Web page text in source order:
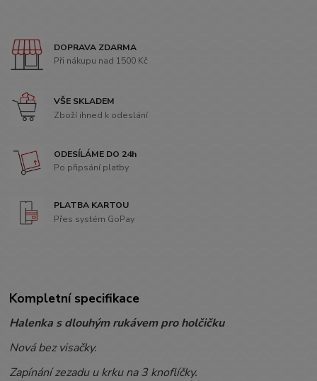
DOPRAVA ZDARMA
Při nákupu nad 1500 Kč
VŠE SKLADEM
Zboží ihned k odeslání
ODESÍLÁME DO 24h
Po připsání platby
PLATBA KARTOU
Přes systém GoPay
Kompletní specifikace
Halenka s dlouhým rukávem pro holčičku
Nová bez visačky.
Zapínání zezadu u krku na 3 knoflíčky.